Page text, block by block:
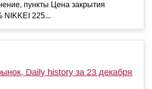
пункты Цена закрытия
NIKKEI 225...
Daily history за 23 декабря